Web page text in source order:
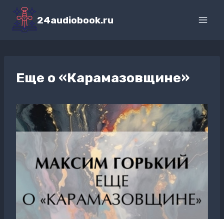
Перейти
содержимому
24audiobook.ru
Еще о «Карамазовщине»